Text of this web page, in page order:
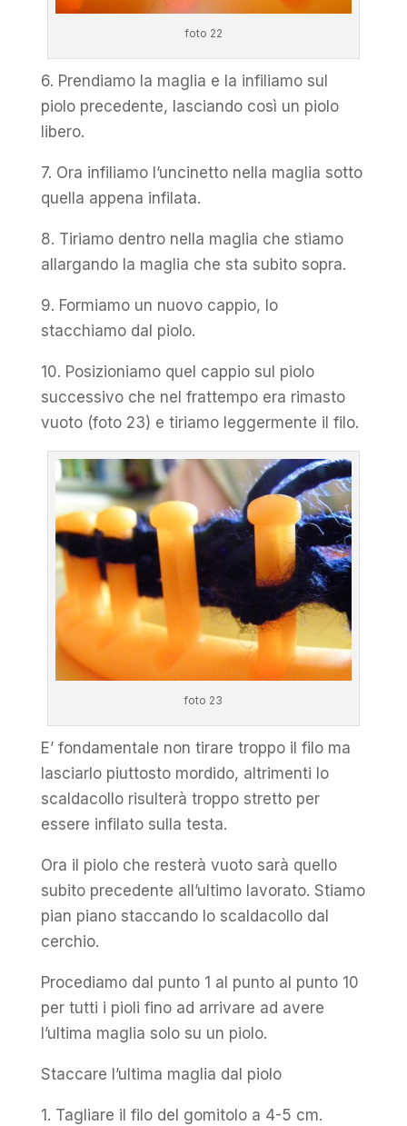
foto 22
6. Prendiamo la maglia e la infiliamo sul
piolo precedente, lasciando così un piolo
libero.
7. Ora infiliamo l’uncinetto nella maglia sotto
quella appena infilata.
8. Tiriamo dentro nella maglia che stiamo
allargando la maglia che sta subito sopra.
9. Formiamo un nuovo cappio, lo
stacchiamo dal piolo.
10. Posizioniamo quel cappio sul piolo
successivo che nel frattempo era rimasto
vuoto (foto 23) e tiriamo leggermente il filo.
foto 23
E’ fondamentale non tirare troppo il filo ma
lasciarlo piuttosto mordido, altrimenti lo
scaldacollo risulterà troppo stretto per
essere infilato sulla testa.
Ora il piolo che resterà vuoto sarà quello
subito precedente all’ultimo lavorato. Stiamo
pian piano staccando lo scaldacollo dal
cerchio.
Procediamo dal punto 1 al punto al punto 10
per tutti i pioli fino ad arrivare ad avere
l’ultima maglia solo su un piolo.
Staccare l’ultima maglia dal piolo
1. Tagliare il filo del gomitolo a 4-5 cm.